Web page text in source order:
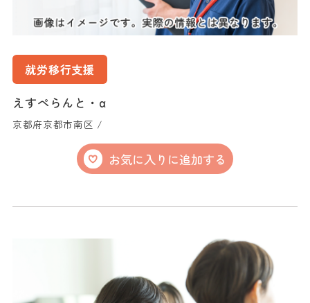
就労移行支援
えすぺらんと・α
京都府京都市南区 /
お気に入りに追加する